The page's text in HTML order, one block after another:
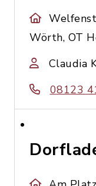
Wörth, OT
Claudia
08123